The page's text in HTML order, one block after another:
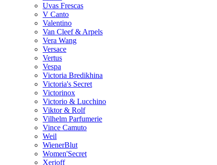
Uvas Frescas
V Canto
Valentino
Van Cleef & Arpels
Vera Wang
Versace
Vertus
Vespa
Victoria Bredikhina
Victoria's Secret
Victorinox
Victorio & Lucchino
Viktor & Rolf
Vilhelm Parfumerie
Vince Camuto
Weil
WienerBlut
Women'Secret
Xerjoff